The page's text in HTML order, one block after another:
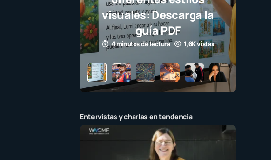
visuales: Descarga la
guía PDF
4 minutos de lectura 1,6K vistas
Entervistas y charlas en tendencia